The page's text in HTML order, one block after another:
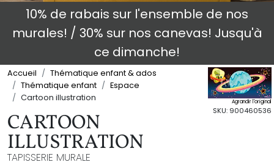
10% de rabais sur l'ensemble de nos
murales! / 30% sur nos canevas! Jusqu'à
ce dimanche!
Accueil
Thématique enfant & ados
Thématique enfant
Espace
Cartoon illustration
CARTOON
ILLUSTRATION
TAPISSERIE MURALE
Agrandir l'original
SKU: 900460536